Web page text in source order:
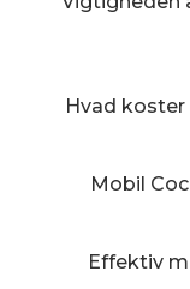
Hvad
Mobil
Effektiv